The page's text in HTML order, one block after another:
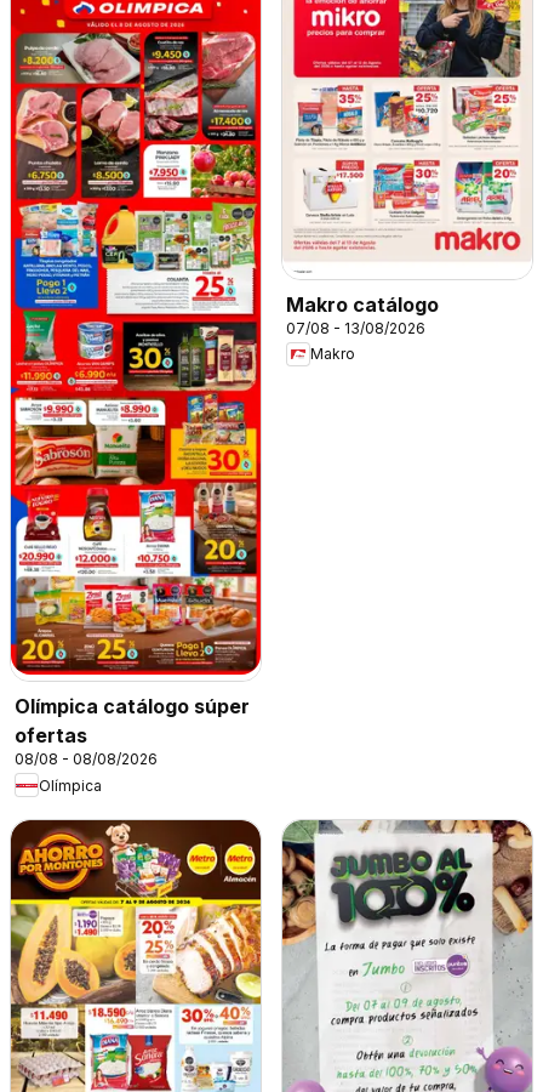
Olímpica catálogo súper
ofertas
08/08 - 08/08/2026
Olímpica
Makro catálogo
07/08 - 13/08/2026
Makro